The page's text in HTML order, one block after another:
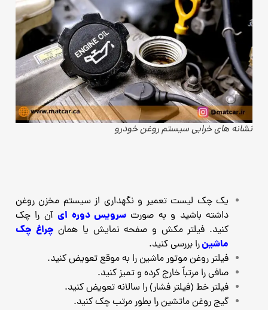
نشانه های خرابی سیستم روغن خودرو
یک چک لیست تعمیر و نگهداری از سیستم مخزن روغن
داشته باشید و به صورت سرویس دوره ایآن را چک
کنید. فیلتر مکش و صفحه نمایش یا همان چراغ چک
ماشینرا بررسی کنید.
فیلتر روغن موتور ماشین را به موقع تعویض کنید.
صافی را مرتباً خارج کرده و تمیز کنید.
فیلتر خط (فیلتر فشار) را سالانه تعویض کنید.
گیج روغن ماتشین را بطور مرتب چک کنید.